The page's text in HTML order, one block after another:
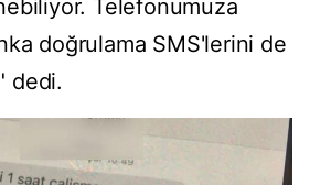
Telefonumuza
doğrulama SMS'lerini de
dedi.